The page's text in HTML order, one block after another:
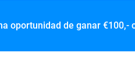
oportunidad de ganar €100,-